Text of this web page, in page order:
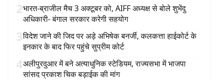
2भारत-ब्राजील मैच 3 अक्टूबर को, AIFF अध्यक्ष से बोले शुभेंदु
अधिकारी- बंगाल सरकार करेगी सहयोग
3विदेश जाने की जिद पर अड़े अभिषेक बनर्जी, कलकत्ता हाईकोर्ट के
इनकार के बाद फिर पहुंचे सुप्रीम कोर्ट
4अलीपुरदुआर में बने अत्याधुनिक स्टेडियम, राज्यसभा में भाजपा
सांसद प्रकाश चिक बड़ाईक की मांग